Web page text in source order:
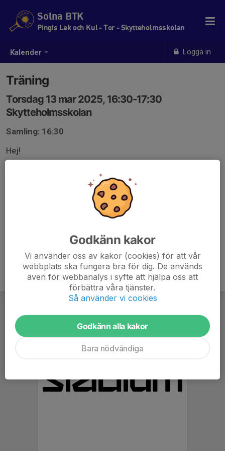
Kalender Logga in
Solna BTK
Pingis Lek och Kul - Tor - Skytteholmsskolan
Träning
Torsdag 13 mar 2025, 16:30-17:30
Skytteholmsskolan
Samling: 16:30
Hej!
Kommer ni till träningen?
Godkänn kakor
Vi använder oss av kakor (cookies) för att vår
webbplats ska fungera bra för dig. De används
även för webbanalys i syfte att hjälpa oss att
förbättra våra tjänster.
Så använder vi cookies
Godkänn alla kakor
Bara nödvändiga